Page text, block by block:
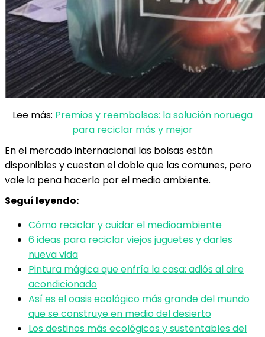
Lee más: Premios y reembolsos: la solución noruega
para reciclar más y mejor
En el mercado internacional las bolsas están
disponibles y cuestan el doble que las comunes, pero
vale la pena hacerlo por el medio ambiente.
Seguí leyendo:
Cómo reciclar y cuidar el medioambiente
6 ideas para reciclar viejos juguetes y darles
nueva vida
Pintura mágica que enfría la casa: adiós al aire
acondicionado
Así es el oasis ecológico más grande del mundo
que se construye en medio del desierto
Los destinos más ecológicos y sustentables del